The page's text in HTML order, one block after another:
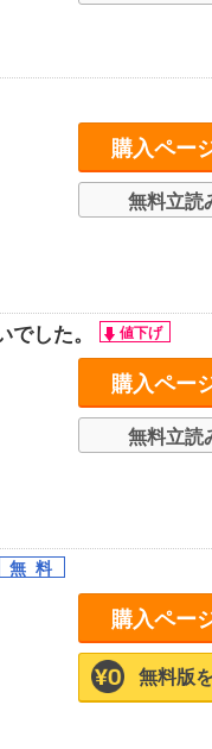
購入ペー
無料立読
でした。
購入ペー
無料立読
購入ペー
無料版